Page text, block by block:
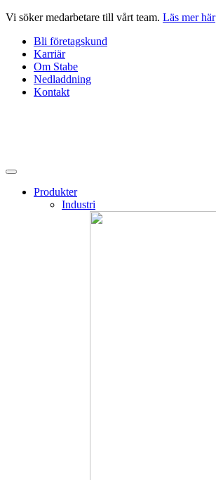
Hoppa
innehåll
Vi söker medarbetare till vårt team. Läs mer här
Bli företagskund
Karriär
Om Stabe
Nedladdning
Kontakt
Produkter
Industri